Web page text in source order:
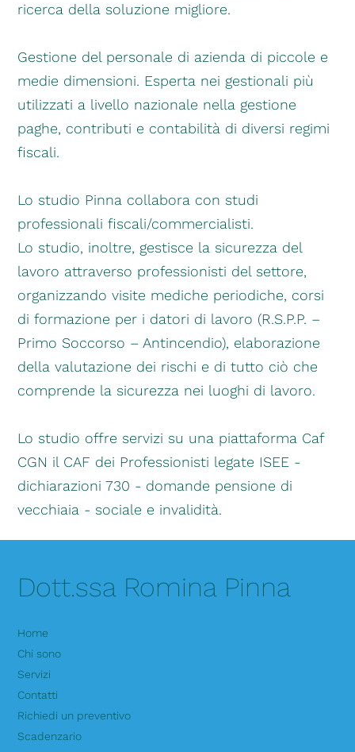
ricerca della soluzione migliore.
Gestione del personale di azienda di piccole e
medie dimensioni. Esperta nei gestionali più
utilizzati a livello nazionale nella gestione
paghe, contributi e contabilità di diversi regimi
fiscali.
Lo studio Pinna collabora con studi
professionali fiscali/commercialisti.
Lo studio, inoltre, gestisce la sicurezza del
lavoro attraverso professionisti del settore,
organizzando visite mediche periodiche, corsi
di formazione per i datori di lavoro (R.S.P.P. –
Primo Soccorso – Antincendio), elaborazione
della valutazione dei rischi e di tutto ciò che
comprende la sicurezza nei luoghi di lavoro.
Lo studio offre servizi su una piattaforma Caf
CGN il CAF dei Professionisti legate ISEE -
dichiarazioni 730 - domande pensione di
vecchiaia - sociale e invalidità.
Dott.ssa Romina Pinna
Home
Chi sono
Servizi
Contatti
Richiedi un preventivo
Scadenzario